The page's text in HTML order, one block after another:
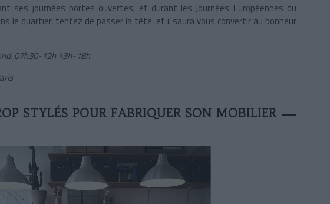
ses journées portes ouvertes, et durant les Journées Européennes du
le quartier, tentez de passer la tête, et il saura vous convertir au bonheur
07h30-12h 13h-18h
STYLÉS POUR FABRIQUER SON MOBILIER